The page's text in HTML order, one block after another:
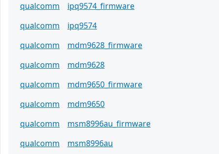
qualcomm
ipq9574_firmware
qualcomm
ipq9574
qualcomm
mdm9628_firmware
qualcomm
mdm9628
qualcomm
mdm9650_firmware
qualcomm
mdm9650
qualcomm
msm8996au_firmware
qualcomm
msm8996au